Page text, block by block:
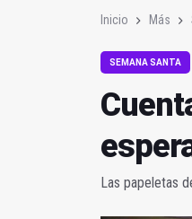
Inicio Más
SEMANA SANTA
Las papeletas